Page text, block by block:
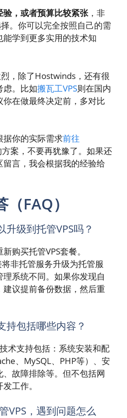
，或者预算比较紧张，非
。你可以完全按照自己的需
学到更多实用的技术知
，除了Hostwinds，还有很
虑。比如搬瓦工VPS则在国内
在做最终决定前，多对比
据你的实际需求前往
案，不要再犹豫了。如果还
言，我会根据我的经验给
FAQ）
升级到托管VPS吗？
购买托管VPS套餐。
非托管服务升级为托管服
系统不同。如果你发现自
议提前备份数据，然后重
持包括哪些内容？
术支持包括：系统安装和配
、MySQL、PHP等）、安
故障排除等。但不包括网
工作。
VPS，遇到问题怎么